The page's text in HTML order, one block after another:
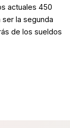
actuales 450
ser la segunda
de los sueldos